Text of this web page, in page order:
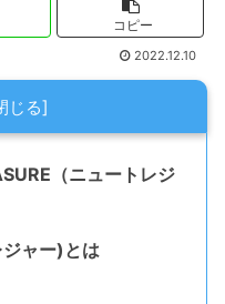
コピー
2022.12.10
（ニュートレジ
ャー)とは